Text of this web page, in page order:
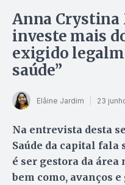
Anna Crystina
investe mais
exigido
saúde”
Elâine Jardim 23
Na entrevista desta
Saúde da capital fala
é ser gestora da área
bem como, avanços